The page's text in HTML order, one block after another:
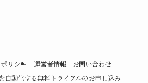
リシー 運営者情報
お問い合わせ
自動化する無料トライアルのお申し込み